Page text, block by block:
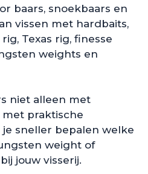
baars, snoekbaars en
vissen met hardbaits,
Texas rig, finesse
weights en
niet alleen met
praktische
sneller bepalen welke
weight of
jouw visserij.